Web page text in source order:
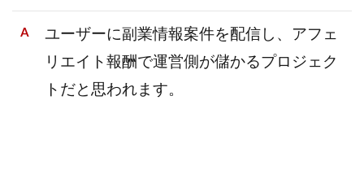
ユーザーに副業情報案件を配信し、アフェ
リエイト報酬で運営側が儲かるプロジェク
トだと思われます。